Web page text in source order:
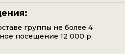
группы не более 4
посещение 12 000 р.